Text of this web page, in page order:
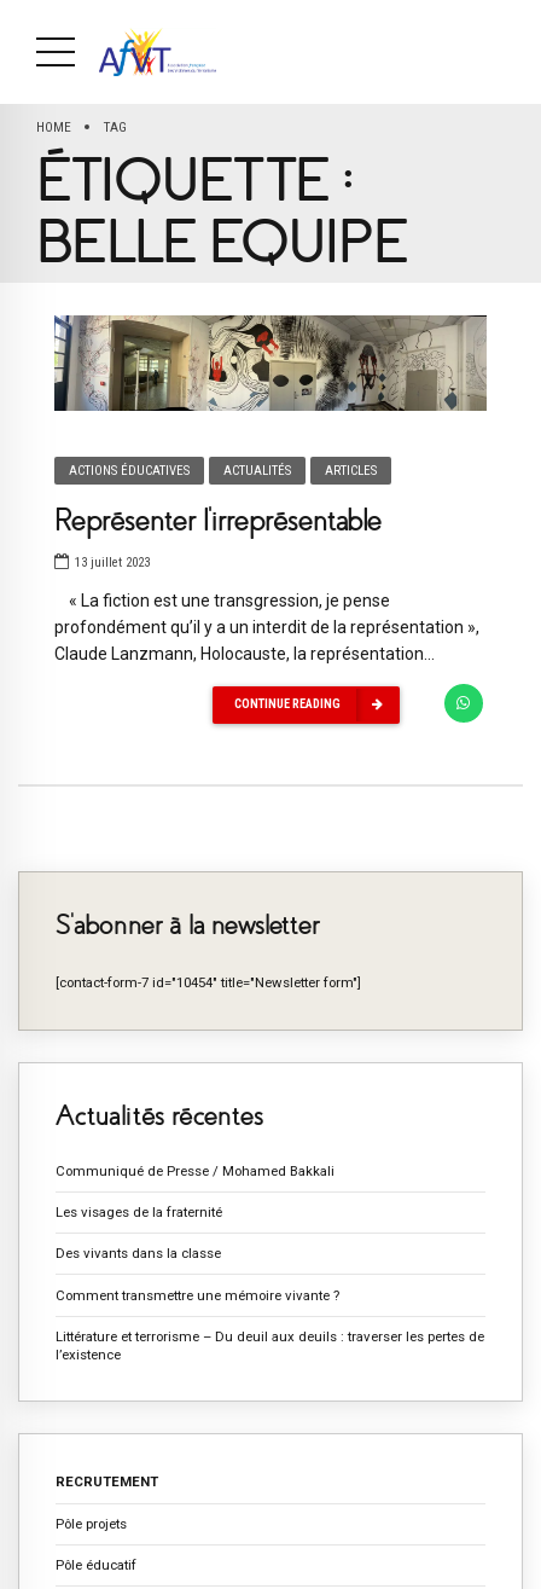
HOME TAG
ÉTIQUETTE :
BELLE EQUIPE
ACTIONS ÉDUCATIVES ACTUALITÉS ARTICLES
Représenter l’irreprésentable
13 juillet 2023
« La fiction est une transgression, je pense
profondément qu’il y a un interdit de la représentation »,
Claude Lanzmann, Holocauste, la représentation...
CONTINUE READING
S’abonner à la newsletter
[contact-form-7 id="10454" title="Newsletter form"]
Actualités récentes
Communiqué de Presse / Mohamed Bakkali
Les visages de la fraternité
Des vivants dans la classe
Comment transmettre une mémoire vivante ?
Littérature et terrorisme – Du deuil aux deuils : traverser les pertes de
l’existence
RECRUTEMENT
Pôle projets
Pôle éducatif